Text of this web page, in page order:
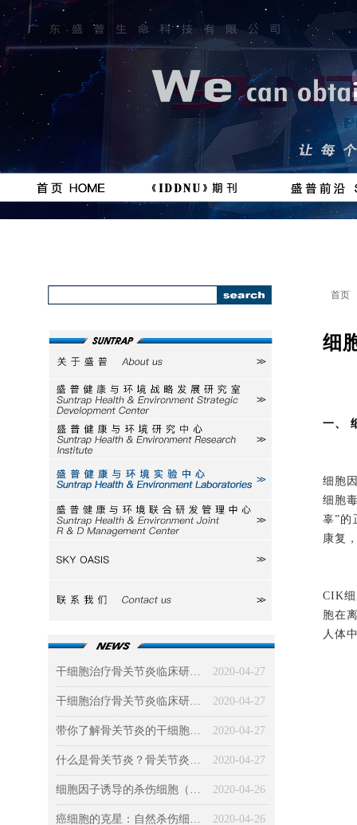
按钮
#
按钮
细
一、
细胞
细胞
辜”的
康复
CIK
胞在
人体
关于盛普
研究室
研究中心
实验中心
研发中心
联系我们
首页
2020-04-27
干细胞治疗骨关节炎临床研究及效果分析（下）
2020-04-27
干细胞治疗骨关节炎临床研究及效果分析（上）
2020-04-27
带你了解骨关节炎的干细胞治疗技术
2020-04-27
什么是骨关节炎？骨关节炎的传统疗法如何？
2020-04-26
细胞因子诱导的杀伤细胞（CIK细胞）及细胞配合治疗方法
2020-04-26
癌细胞的克星：自然杀伤细胞（NK细胞）
111111